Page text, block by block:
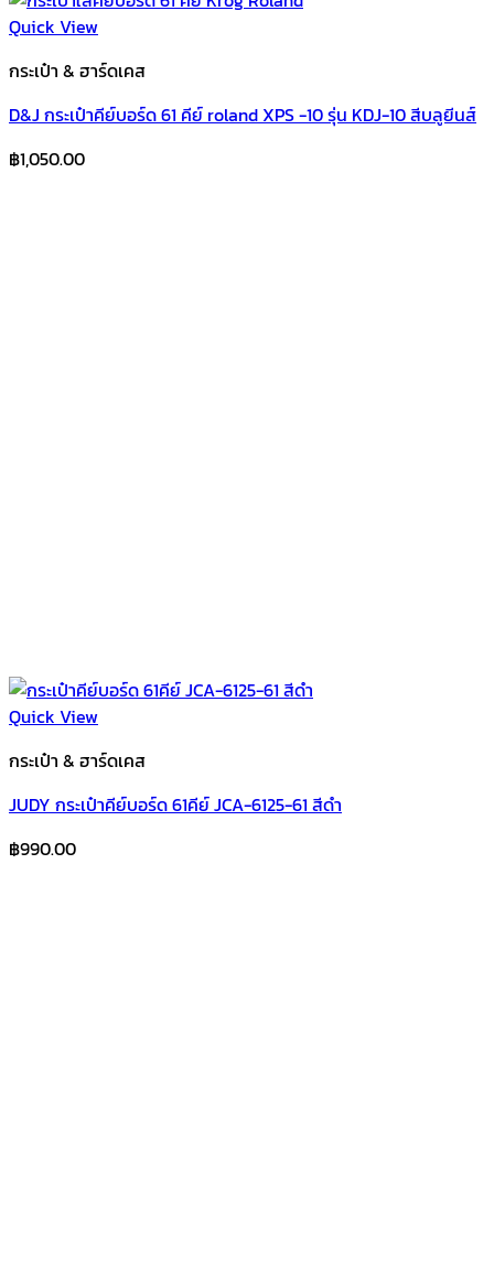
Quick View
กระเป๋า & ฮาร์ดเคส
D&J กระเป๋าคีย์บอร์ด 61 คีย์ roland XPS -10 รุ่น KDJ-10 สีบลูยีนส์
฿1,050.00
Quick View
กระเป๋า & ฮาร์ดเคส
JUDY กระเป๋าคีย์บอร์ด 61คีย์ JCA-6125-61 สีดำ
฿990.00